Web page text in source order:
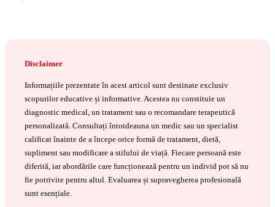
Disclaimer
Informațiile prezentate în acest articol sunt destinate exclusiv
scopurilor educative și informative. Acestea nu constituie un
diagnostic medical, un tratament sau o recomandare terapeutică
personalizată. Consultați întotdeauna un medic sau un specialist
calificat înainte de a începe orice formă de tratament, dietă,
supliment sau modificare a stilului de viață. Fiecare persoană este
diferită, iar abordările care funcționează pentru un individ pot să nu
fie potrivite pentru altul. Evaluarea și supravegherea profesională
sunt esențiale.